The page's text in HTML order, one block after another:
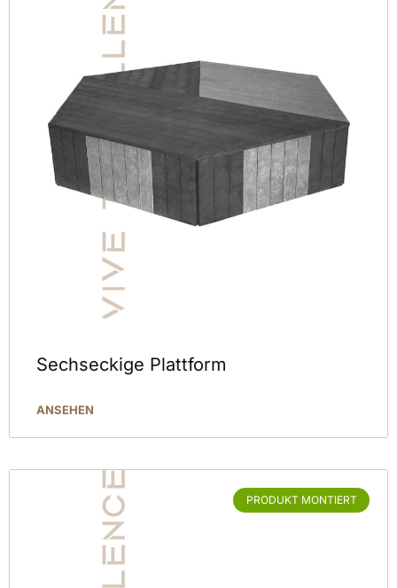
Sechseckige Plattform
ANSEHEN
PRODUKT MONTIERT